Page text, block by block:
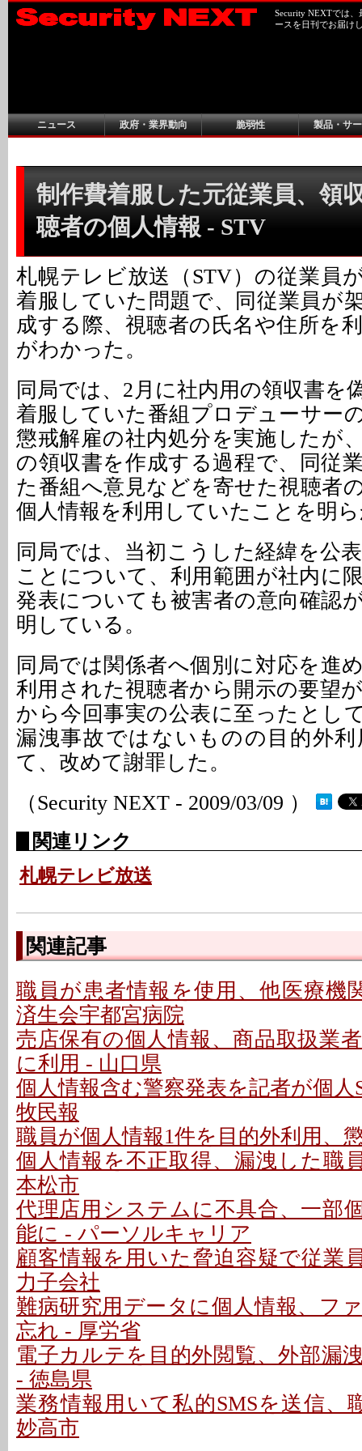
Security NEXTでは
ースを日刊でお届け
ニュース 政府・業界動向 脆弱性 製品・サ
制作費着服した元従業員、領
聴者の個人情報 - STV
札幌テレビ放送（STV）の従業員
着服していた問題で、同従業員が
成する際、視聴者の氏名や住所を
がわかった。
同局では、2月に社内用の領収書を
着服していた番組プロデューサー
懲戒解雇の社内処分を実施したが
の領収書を作成する過程で、同従
た番組へ意見などを寄せた視聴者
個人情報を利用していたことを明
同局では、当初こうした経緯を公
ことについて、利用範囲が社内に
発表についても被害者の意向確認
明している。
同局では関係者へ個別に対応を進
利用された視聴者から開示の要望
から今回事実の公表に至ったとし
漏洩事故ではないものの目的外
て、改めて謝罪した。
（Security NEXT - 2009/03/09 ）
関連リンク
札幌テレビ放送
関連記事
職員が患者情報を使用、他医療機
済生会宇都宮病院
売店保有の個人情報、商品取扱業
に利用 - 山口県
個人情報含む警察発表を記者が個人
牧民報
職員が個人情報1件を目的外利用、
個人情報を不正取得、漏洩した職
本松市
代理店用システムに不具合、一部
能に - パーソルキャリア
顧客情報を用いた脅迫容疑で従業
力子会社
難病研究用データに個人情報、フ
忘れ - 厚労省
電子カルテを目的外閲覧、外部漏
- 徳島県
業務情報用いて私的SMSを送信、
妙高市